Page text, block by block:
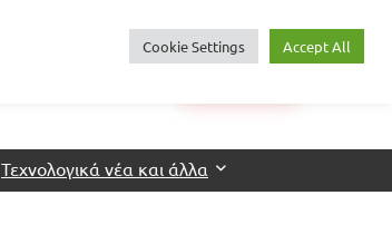
0
Τεχνολογικά νέα και άλλα
Cookie Settings Accept All